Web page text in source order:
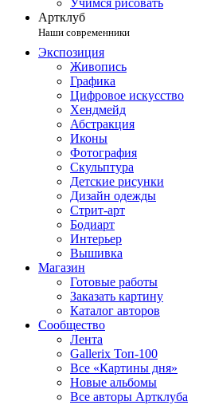
Учимся рисовать
Артклуб
Наши современники
Экспозиция
Живопись
Графика
Цифровое искусство
Хендмейд
Абстракция
Иконы
Фотография
Скульптура
Детские рисунки
Дизайн одежды
Стрит-арт
Бодиарт
Интерьер
Вышивка
Магазин
Готовые работы
Заказать картину
Каталог авторов
Сообщество
Лента
Gallerix Топ-100
Все «Картины дня»
Новые альбомы
Все авторы Артклуба